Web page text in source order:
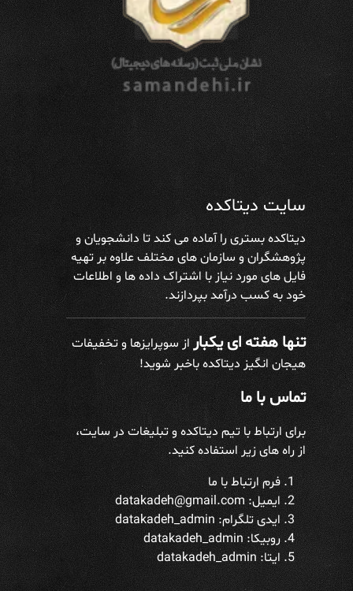
سایت دیتاکده
دیتاکده بستری را آماده می کند تا دانشجویان و
پژوهشگران و سازمان های مختلف علاوه بر تهیه
فایل های مورد نیاز با اشتراک داده ها و اطلاعات
خود به کسب درآمد بپردازند.
تنها هفته ای یکباراز سوپرایزها و تخفیفات
هیجان انگیز دیتاکده باخبر شوید!
تماس با ما
برای ارتباط با تیم دیتاکده و تبلیغات در سایت،
از راه های زیر استفاده کنید.
فرم ارتباط با ما
ایمیل: datakadeh@gmail.com
ایدی تلگرام:datakadeh_admin
روبیکا: datakadeh_admin
ایتا: datakadeh_admin